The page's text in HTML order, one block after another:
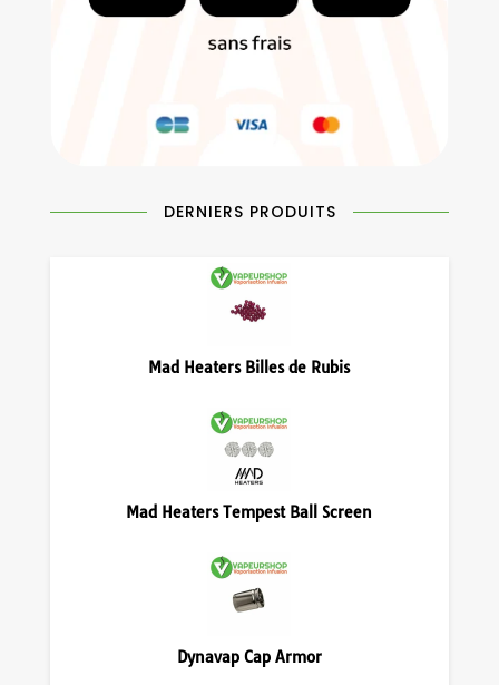
DERNIERS PRODUITS
Mad Heaters Billes de Rubis
Mad Heaters Tempest Ball Screen
Dynavap Cap Armor